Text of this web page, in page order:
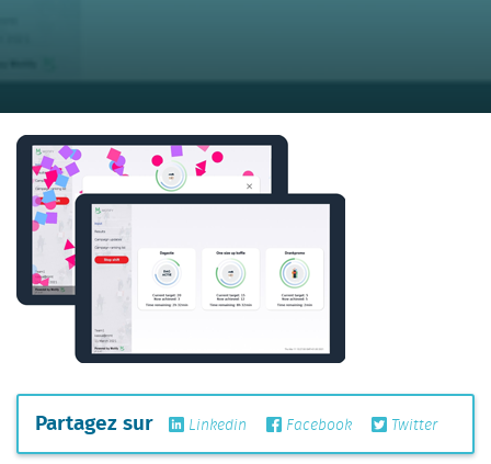
Partagez sur Linkedin Facebook Twitter